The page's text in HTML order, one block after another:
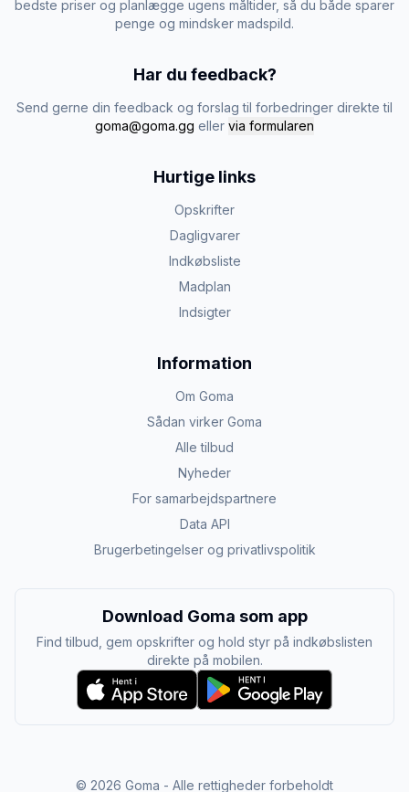
bedste priser og planlægge ugens måltider, så du både sparer
penge og mindsker madspild.
Har du feedback?
Send gerne din feedback og forslag til forbedringer direkte til
goma@goma.gg eller via formularen
Hurtige links
Opskrifter
Dagligvarer
Indkøbsliste
Madplan
Indsigter
Information
Om Goma
Sådan virker Goma
Alle tilbud
Nyheder
For samarbejdspartnere
Data API
Brugerbetingelser og privatlivspolitik
Download Goma som app
Find tilbud, gem opskrifter og hold styr på indkøbslisten
direkte på mobilen.
© 2026 Goma - Alle rettigheder forbeholdt